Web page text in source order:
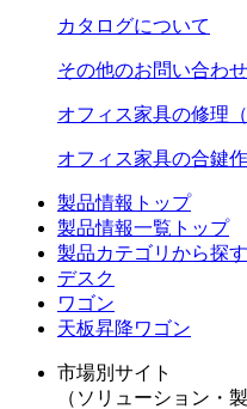
カタログについて
その他のお問い合わせ
オフィス家具の修理
オフィス家具の合鍵
製品情報トップ
製品情報一覧トップ
製品カテゴリから探す
デスク
ワゴン
天板昇降ワゴン
市場別サイト
（ソリューション・製